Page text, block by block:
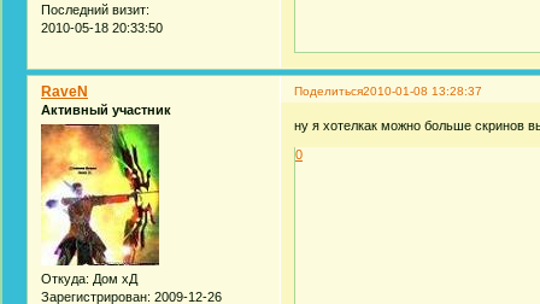
Последний визит:
2010-05-18 20:33:50
Поделиться2010-01-08 13:28:37
RaveN
Активный участник
Откуда: Дом хД
Зарегистрирован: 2009-12-26
ну я хотелкак можно больше скринов
0